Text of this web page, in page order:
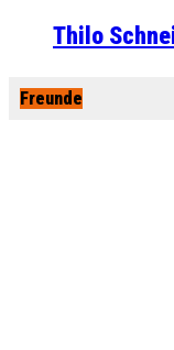
Thilo
Freunde